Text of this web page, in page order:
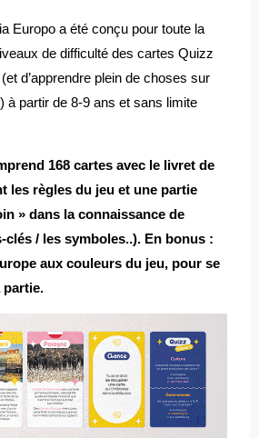
Europo a été conçu pour toute la
de difficulté des cartes Quizz
d’apprendre plein de choses sur
à partir de 8-9 ans et sans limite
168 cartes avec le livret de
les règles du jeu et une partie
» dans la connaissance de
clés / les symboles..). En bonus :
aux couleurs du jeu, pour se
partie.